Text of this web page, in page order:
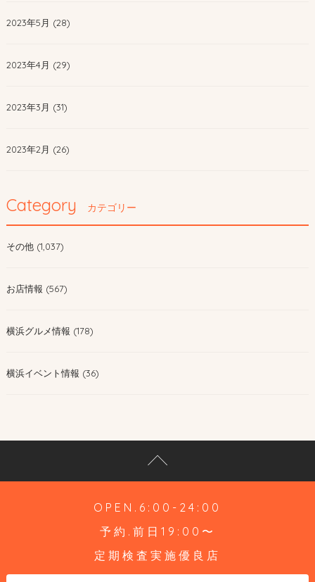
2023年5月 (28)
2023年4月 (29)
2023年3月 (31)
2023年2月 (26)
Category カテゴリー
その他 (1,037)
お店情報 (567)
横浜グルメ情報 (178)
横浜イベント情報 (36)
OPEN.6:00-24:00
予約.前日19:00〜
定期検査実施優良店